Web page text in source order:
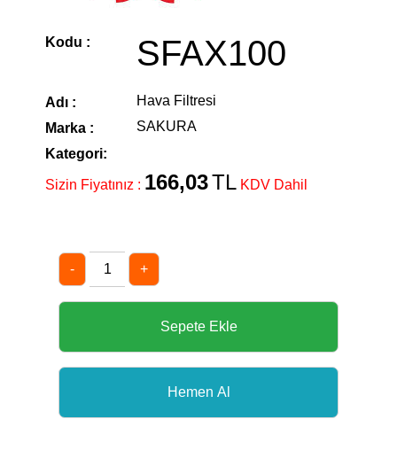
Kodu : SFAX100
Adı :
Hava Filtresi
Marka :
SAKURA
Kategori:
Sizin Fiyatınız : 166,03TL KDV Dahil
- +